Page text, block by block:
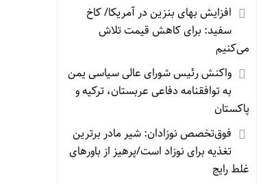
افزایش بهای بنزین در آمریکا/ کاخ
سفید: برای کاهش قیمت تلاش
می‌کنیم
واکنش رئیس شورای عالی سیاسی یمن
به توافقنامه دفاعی عربستان، ترکیه و
پاکستان
فوق‌تخصص نوزادان: شیر مادر برترین
تغذیه برای نوزاد است/پرهیز از باورهای
غلط رایج